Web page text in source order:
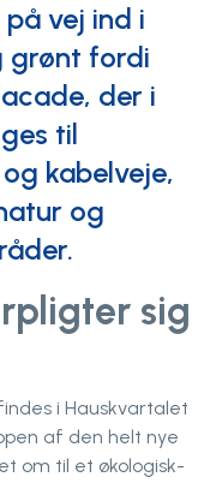
vej ind i
grønt fordi
der i
til
kabelveje,
og
sig
i Hauskvartalet
af den helt nye
om til et økologisk-